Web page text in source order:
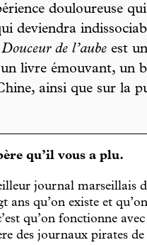
douloureuse qui
deviendra
Douceur de l’aube est
livre émouvant, un
ainsi que sur la
qu’il vous a plu.
journal marseillais
qu’on existe et
qu’on fonctionne
des journaux pirates de